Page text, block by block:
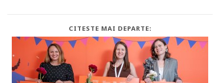
CITESTE MAI DEPARTE: